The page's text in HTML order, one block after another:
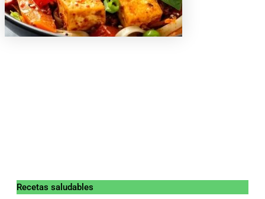
Recetas saludables